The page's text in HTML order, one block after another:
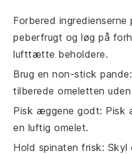
Forbered ingredienserne
peberfrugt ogløg på
lufttætte beholdere.
Brug en non-stick pande
tilberede omeletten
Pisk æggene godt: Pisk
en luftig omelet.
Hold spinaten frisk: Skyl